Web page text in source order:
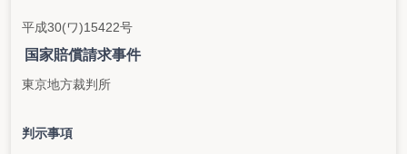
平成30(ワ)15422号
国家賠償請求事件
東京地方裁判所
判示事項